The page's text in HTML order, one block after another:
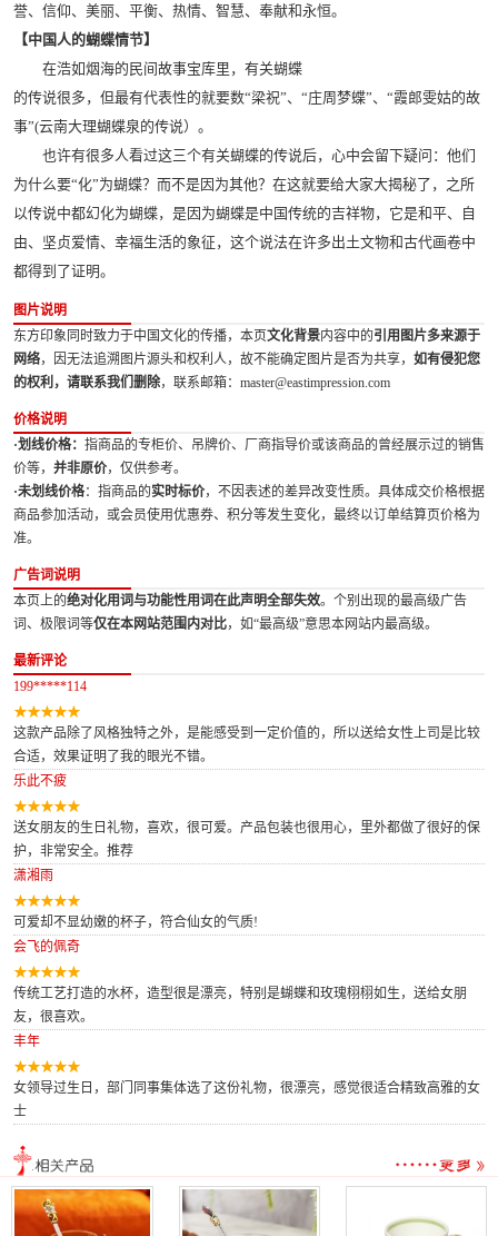
誉、信仰、美丽、平衡、热情、智慧、奉献和永恒。
【中国人的蝴蝶情节】
在浩如烟海的民间故事宝库里，有关蝴蝶
的传说很多，但最有代表性的就要数“梁祝”、“庄周梦蝶”、“霞郎雯姑的故
事”(云南大理蝴蝶泉的传说）。
也许有很多人看过这三个有关蝴蝶的传说后，心中会留下疑问：他们
为什么要“化”为蝴蝶？而不是因为其他？在这就要给大家大揭秘了，之所
以传说中都幻化为蝴蝶，是因为蝴蝶是中国传统的吉祥物，它是和平、自
由、坚贞爱情、幸福生活的象征，这个说法在许多出土文物和古代画卷中
都得到了证明。
图片说明
东方印象同时致力于中国文化的传播，本页文化背景内容中的引用图片多来源于
网络，因无法追溯图片源头和权利人，故不能确定图片是否为共享， 如有侵犯您
的权利，请联系我们删除，联系邮箱：master@eastimpression.com
价格说明
·划线价格： 指商品的专柜价、吊牌价、厂商指导价或该商品的曾经展示过的销售
价等， 并非原价，仅供参考。
·未划线价格：指商品的实时标价，不因表述的差异改变性质。具体成交价格根据
商品参加活动，或会员使用优惠券、积分等发生变化，最终以订单结算页价格为
准。
广告词说明
本页上的绝对化用词与功能性用词在此声明全部失效。个别出现的最高级广告
词、极限词等仅在本网站范围内对比，如“最高级”意思本网站内最高级。
最新评论
199*****114
这款产品除了风格独特之外，是能感受到一定价值的，所以送给女性上司是比较
合适，效果证明了我的眼光不错。
乐此不疲
送女朋友的生日礼物，喜欢，很可爱。产品包装也很用心，里外都做了很好的保
护，非常安全。推荐
潇湘雨
可爱却不显幼嫩的杯子，符合仙女的气质!
会飞的佩奇
传统工艺打造的水杯，造型很是漂亮，特别是蝴蝶和玫瑰栩栩如生，送给女朋
友，很喜欢。
丰年
女领导过生日，部门同事集体选了这份礼物，很漂亮，感觉很适合精致高雅的女
士